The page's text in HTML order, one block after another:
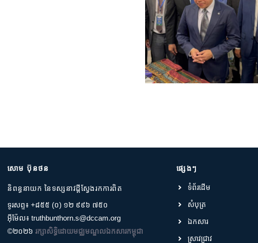
សោម ប៊ុនថន
និពន្ធនាយក នៃទស្សនាវដ្តីស្វែងរកការពិត
ទូរសព្ទ៖ +៨៥៥ (០) ១២ ៩៩៦ ៧៥០
អ៊ីម៉ែល៖ truthbunthorn.s@dccam.org
©២០២៦ រក្សាសិទ្ធិដោយមជ្ឈមណ្ឌលឯកសារកម្ពុជា
ផ្សេងៗ
ទំព័រដើម
សំបុត្រ
ឯកសារ
ស្រាវជ្រាវ